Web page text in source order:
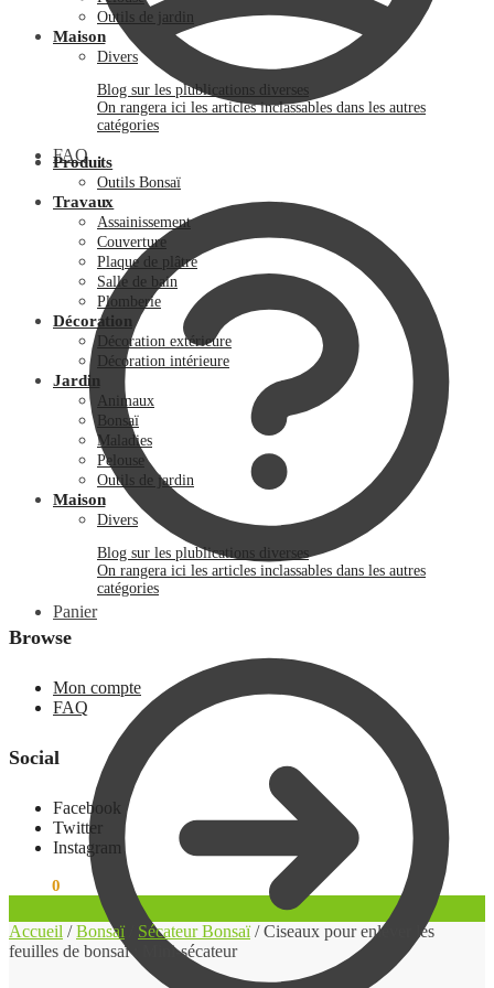
FAQ
Panier
Outils de jardin
Maison
Divers
Blog sur les plublications diverses
On rangera ici les articles inclassables dans les autres
catégories
Produits
Outils Bonsaï
Travaux
Assainissement
Couverture
Plaque de plâtre
Salle de bain
Plomberie
Décoration
Décoration extérieure
Décoration intérieure
Jardin
Animaux
Bonsaï
Maladies
Pelouse
Outils de jardin
Maison
Divers
Blog sur les plublications diverses
On rangera ici les articles inclassables dans les autres
catégories
Browse
Mon compte
FAQ
Social
Facebook
Twitter
Instagram
0
Accueil /Bonsaï Sécateur Bonsaï/Ciseaux pour enlever les
feuilles de bonsaï : Mini-sécateur